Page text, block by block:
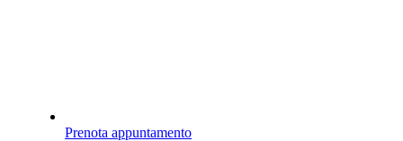
Prenota appuntamento